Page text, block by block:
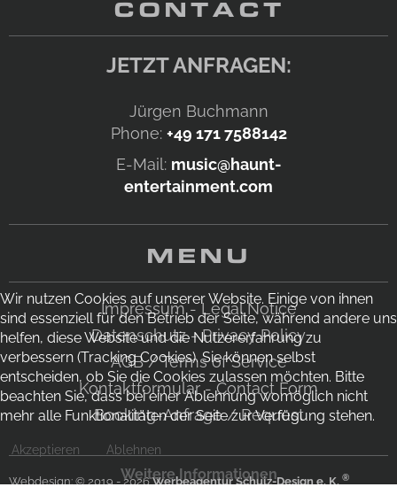
CONTACT
JETZT ANFRAGEN:
Jürgen Buchmann
Phone: +49 171 7588142
E-Mail: music@haunt-
entertainment.com
MENU
Impressum - Legal Notice
Datenschutz - Privacy Policy
AGB / Terms of Service
Kontaktformular - Contact Form
Booking-Anfrage / Request
Webdesign: © 2019 - 2026Werbeagentur Schulz-Design e. K.®
Wir nutzen Cookies auf unserer Website. Einige von ihnen
sind essenziell für den Betrieb der Seite, während andere uns
helfen, diese Website und die Nutzererfahrung zu
verbessern (Tracking Cookies). Sie können selbst
entscheiden, ob Sie die Cookies zulassen möchten. Bitte
beachten Sie, dass bei einer Ablehnung womöglich nicht
mehr alle Funktionalitäten der Seite zur Verfügung stehen.
Akzeptieren Ablehnen
Weitere Informationen